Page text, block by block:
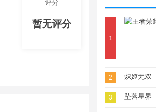
评分
暂无评分
1
2 炽姬无双
3 坠落星界